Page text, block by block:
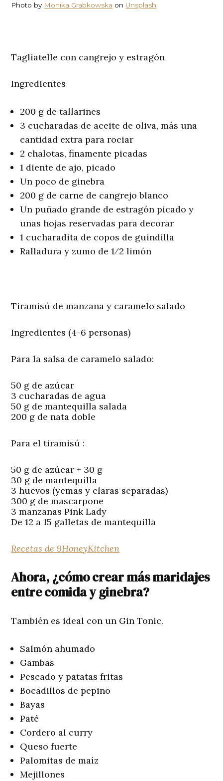
Photo by Monika Grabkowska on Unsplash
Tagliatelle con cangrejo y estragón
Ingredientes
200 g de tallarines
3 cucharadas de aceite de oliva, más una
cantidad extra para rociar
2 chalotas, finamente picadas
1 diente de ajo, picado
Un poco de ginebra
200 g de carne de cangrejo blanco
Un puñado grande de estragón picado y
unas hojas reservadas para decorar
1 cucharadita de copos de guindilla
Ralladura y zumo de 1⁄2 limón
Tiramisú de manzana y caramelo salado
Ingredientes (4-6 personas)
Para la salsa de caramelo salado:
50 g de azúcar
3 cucharadas de agua
50 g de mantequilla salada
200 g de nata doble
Para el tiramisú :
50 g de azúcar + 30 g
30 g de mantequilla
3 huevos (yemas y claras separadas)
300 g de mascarpone
3 manzanas Pink Lady
De 12 a 15 galletas de mantequilla
Recetas de 9HoneyKitchen
Ahora, ¿cómo crear más maridajes
entre comida y ginebra?
También es ideal con un Gin Tonic.
Salmón ahumado
Gambas
Pescado y patatas fritas
Bocadillos de pepino
Bayas
Paté
Cordero al curry
Queso fuerte
Palomitas de maíz
Mejillones